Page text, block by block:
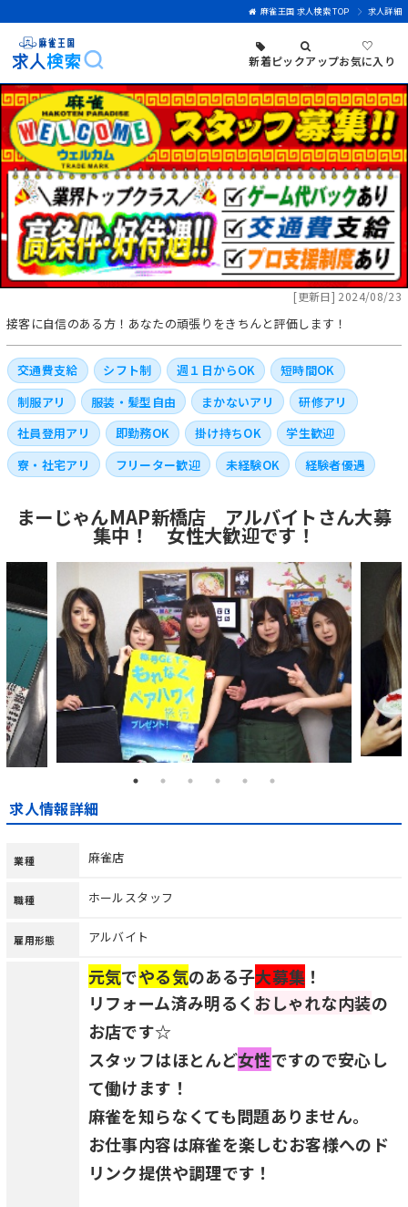
麻雀王国 求人検索 TOP 求人詳細
新着ピックアップ
♡
お気に入り
[更新日] 2024/08/23
接客に自信のある方！あなたの頑張りをきちんと評価します！
交通費支給 シフト制 週１日からOK
短時間OK
制服アリ
服装・髪型自由 まかないアリ
研修アリ
社員登用アリ
即勤務OK 掛け持ちOK
学生歓迎
寮・社宅アリ
フリーター歓迎 未経験OK 経験者優遇
まーじゃんMAP新橋店 アルバイトさん大募
集中！ 女性大歓迎です！
求人情報詳細
業種 麻雀店
職種 ホールスタッフ
雇用形態 アルバイト
元気でやる気のある子大募集 ！
リフォーム済み明るく おしゃれな内装の
お店です☆
スタッフはほとんど女性ですので安心し
て働けます！
麻雀を知らなくても問題ありません。
お仕事内容は麻雀を楽しむお客様へのド
リンク提供や調理です！